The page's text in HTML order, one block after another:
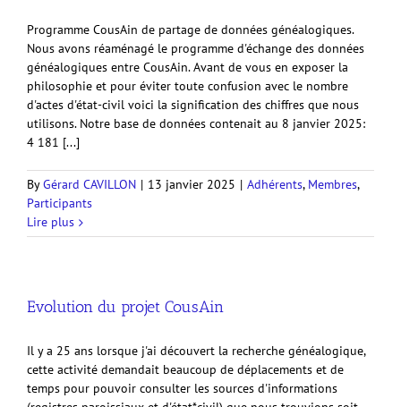
Programme CousAin de partage de données généalogiques.
Nous avons réaménagé le programme d'échange des données
généalogiques entre CousAin. Avant de vous en exposer la
philosophie et pour éviter toute confusion avec le nombre
d'actes d'état-civil voici la signification des chiffres que nous
utilisons. Notre base de données contenait au 8 janvier 2025:
4 181 [...]
ByGérard CAVILLON | 13 janvier 2025 | Adhérents, Membres,
Participants
Lire plus
Evolution du projet CousAin
Il y a 25 ans lorsque j'ai découvert la recherche généalogique,
cette activité demandait beaucoup de déplacements et de
temps pour pouvoir consulter les sources d'informations